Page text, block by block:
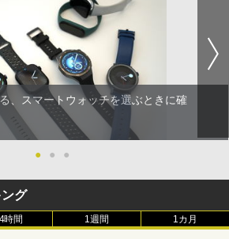
、スマートウォッチを選ぶときに確
● ● ●
グ
時間 1週間 1カ月